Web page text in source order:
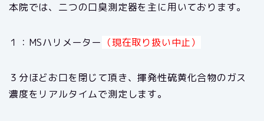
本院では、二つの口臭測定器を主に用いております。
１：MSハリメーター （現在取り扱い中止）
３分ほどお口を閉じて頂き、揮発性硫黄化合物のガス
濃度をリアルタイムで測定します。